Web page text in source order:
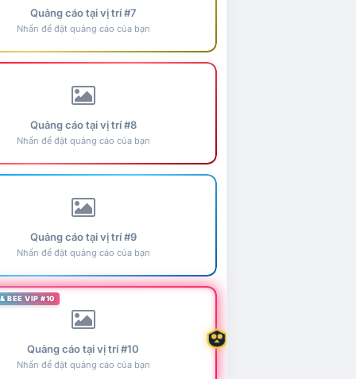
Quảng cáo tại vị trí #7
Nhấn để đặt quảng cáo của bạn
Quảng cáo tại vị trí #8
Nhấn để đặt quảng cáo của bạn
Quảng cáo tại vị trí #9
Nhấn để đặt quảng cáo của bạn
BEE VIP #10
Quảng cáo tại vị trí #10
Nhấn để đặt quảng cáo của bạn